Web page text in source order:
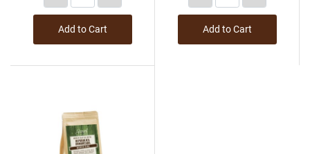
Add to Cart Add to Cart